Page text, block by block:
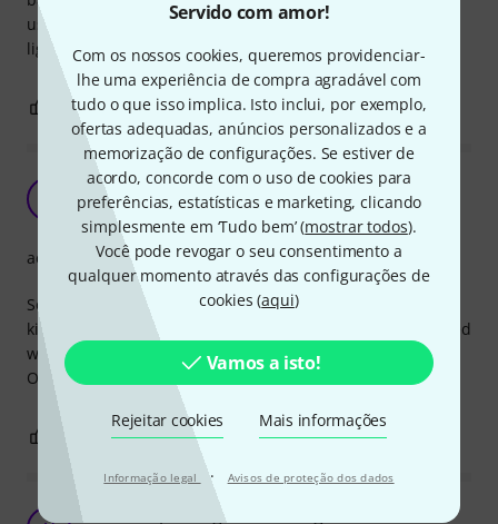
Servido com amor!
Com os nossos cookies, queremos providenciar-
lhe uma experiência de compra agradável com
tudo o que isso implica. Isto inclui, por exemplo,
ofertas adequadas, anúncios personalizados e a
memorização de configurações. Se estiver de
acordo, concorde com o uso de cookies para
preferências, estatísticas e marketing, clicando
simplesmente em ‘Tudo bem’ (mostrar todos).
Você pode revogar o seu consentimento a
qualquer momento através das configurações de
cookies (aqui)
Vamos a isto!
Rejeitar cookies Mais informações
Informação legal · Avisos de proteção dos dados
usar parece-me que no design alternativo poderá ser
ligeiramente mais fácil de tirar essa medida.
0 REPORTAR A CRÍTICA
Complete tool
Diogo_Parreira 03.02.2023
So i just used this tool when replaced my pickups, but was
kinda disappointed because some of the measures i needed
were not in scale, had to make it by "eye" xD.
Other than that its good to have it on your kit
acabamento
0 REPORTAR A CRÍTICA
Nice cheap String Action Gauge